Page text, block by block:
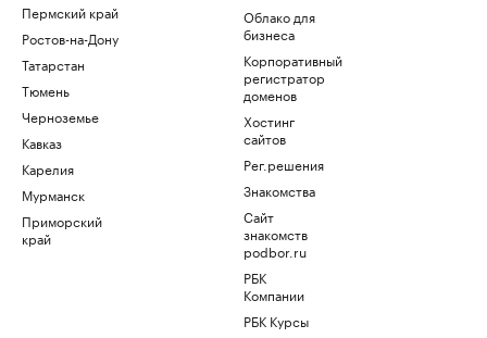
Пермский край
Ростов-на-Дону
Татарстан
Тюмень
Черноземье
Кавказ
Карелия
Мурманск
Приморский
край
Облако для
бизнеса
Корпоративный
регистратор
доменов
Хостинг
сайтов
Рег.решения
Знакомства
Сайт
знакомств
podbor.ru
РБК
Компании
РБК Курсы